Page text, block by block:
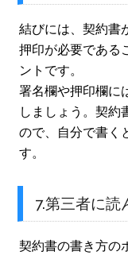
結びには、契約書
押印が必要である
ントです。
署名欄や押印欄に
しましょう。契約
ので、自分で書く
す。
7.第三者に読
契約書の書き方の